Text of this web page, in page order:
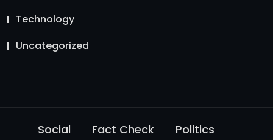
Technology
Uncategorized
Social Fact Check
Politics